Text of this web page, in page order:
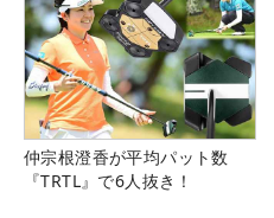
仲宗根澄香が平均パット数
『TRTL』で6人抜き！